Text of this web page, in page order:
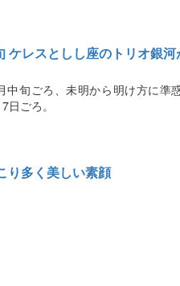
ケレスとしし座のトリオ銀
中旬ごろ、未明から明け方に準
ごろ。
り多く美しい素顔